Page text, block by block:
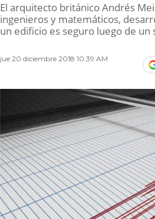
El arquitecto británico Andrés
ingenieros y matemáticos,
un edificio es seguro luego de un
jue 20 diciembre 2018 10:39 AM